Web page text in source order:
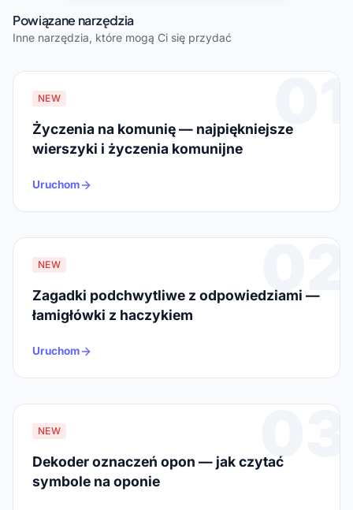
Powiązane narzędzia
Inne narzędzia, które mogą Ci się przydać
01
NEW
Życzenia na komunię — najpiękniejsze
wierszyki i życzenia komunijne
Uruchom
02
NEW
Zagadki podchwytliwe z odpowiedziami —
łamigłówki z haczykiem
Uruchom
03
NEW
Dekoder oznaczeń opon — jak czytać
symbole na oponie